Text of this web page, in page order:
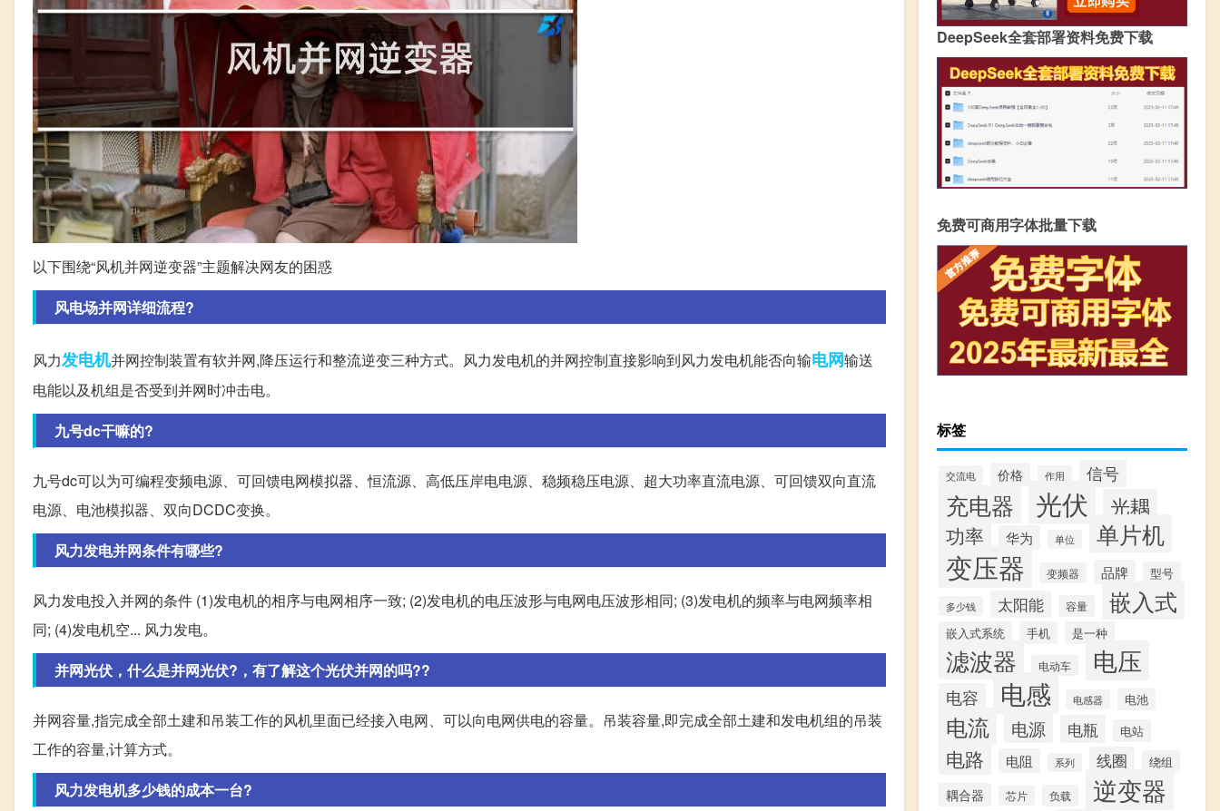
以下围绕“风机并网逆变器”主题解决网友的困惑
风电场并网详细流程?
风力发电机并网控制装置有软并网,降压运行和整流逆变三种方式。风力发电机的并网控制直接影响到风力发电机能否向输电网输送
电能以及机组是否受到并网时冲击电。
九号dc干嘛的?
九号dc可以为可编程变频电源、可回馈电网模拟器、恒流源、高低压岸电电源、稳频稳压电源、超大功率直流电源、可回馈双向直流
电源、电池模拟器、双向DCDC变换。
风力发电并网条件有哪些?
风力发电投入并网的条件 (1)发电机的相序与电网相序一致; (2)发电机的电压波形与电网电压波形相同; (3)发电机的频率与电网频率相
同; (4)发电机空... 风力发电。
并网光伏，什么是并网光伏?，有了解这个光伏并网的吗??
并网容量,指完成全部土建和吊装工作的风机里面已经接入电网、可以向电网供电的容量。吊装容量,即完成全部土建和发电机组的吊装
工作的容量,计算方式。
风力发电机多少钱的成本一台?
DeepSeek全套部署资料免费下载
免费可商用字体批量下载
标签
交流电 价格 作用 信号
充电器 光伏
光耦
功率
华为 单位 单片机
变压器 变频器 品牌 型号
多少钱 太阳能 容量 嵌入式
嵌入式系统 手机 是一种
滤波器 电动车 电压
电容 电感 电感器 电池
电流 电源 电瓶 电站
电路 电阻 系列 线圈 绕组
耦合器 芯片 负载 逆变器